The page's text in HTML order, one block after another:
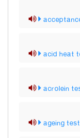
acid heat
acrolein
ageing test